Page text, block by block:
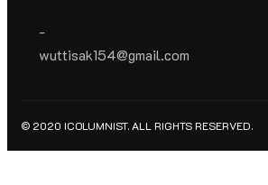
-
wuttisak154@gmail.com
© 2020 ICOLUMNIST. ALL RIGHTS RESERVED.